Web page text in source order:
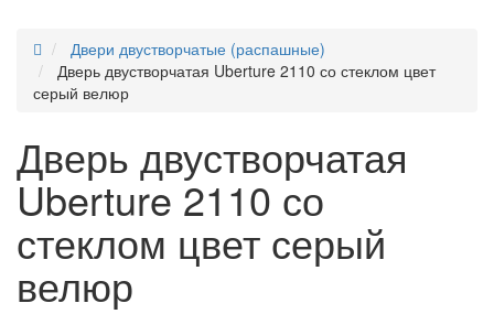
Двери двустворчатые (распашные)
Дверь двустворчатая Uberture 2110 со стеклом цвет
серый велюр
Дверь двустворчатая
Uberture 2110 со
стеклом цвет серый
велюр